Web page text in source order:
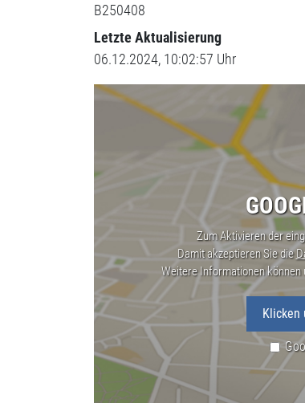
B250408
Letzte Aktualisierung
06.12.2024, 10:02:57 Uhr
Zum Aktivieren der
Damit akzeptieren Sie die
Weitere Informationen können
Klicken